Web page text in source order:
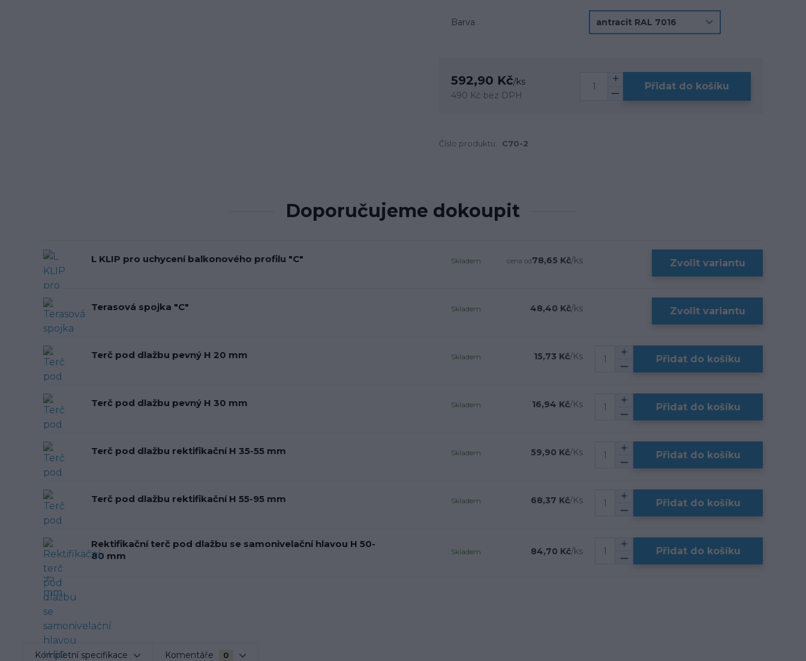
Barva
592,90 Kč/ks
490 Kč bez DPH
Přidat do košíku
Číslo produktu: C70-2
Doporučujeme dokoupit
L KLIP pro uchycení balkonového profilu "C" cena od78,65 Kč/ks
Skladem Zvolit variantu
Terasová spojka "C" 48,40 Kč/ks
Skladem Zvolit variantu
Terč pod dlažbu pevný H 20 mm 15,73 Kč/Ks
Skladem Přidat do košíku
Terč pod dlažbu pevný H 30 mm 16,94 Kč/Ks
Skladem Přidat do košíku
Terč pod dlažbu rektifikační H 35-55 mm 59,90 Kč/Ks
Skladem Přidat do košíku
Terč pod dlažbu rektifikační H 55-95 mm 68,37 Kč/Ks
Skladem Přidat do košíku
Rektifikační terč pod dlažbu se samonivelační hlavou H 50-
80 mm
84,70 Kč/ks
Skladem Přidat do košíku
Kompletní specifikace Komentáře 0